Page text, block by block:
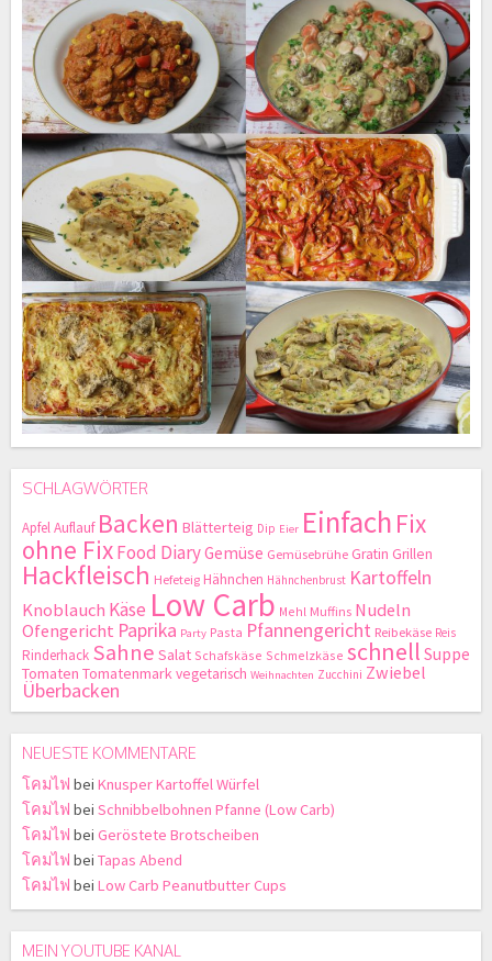
SCHLAGWÖRTER
ApfelAuflauf Backen Blätterteig Dip Eier Einfach Fix
ohne FixFood DiaryGemüse Gemüsebrühe Gratin Grillen
Hackfleisch Hefeteig Hähnchen Hähnchenbrust Kartoffeln
Knoblauch Käse Low Carb Mehl Muffins Nudeln
Ofengericht Paprika Party Pasta Pfannengericht Reibekäse Reis
Rinderhack Sahne Salat Schafskäse Schmelzkäse schnell Suppe
Tomaten Tomatenmarkvegetarisch Weihnachten Zucchini Zwiebel
Überbacken
NEUESTE KOMMENTARE
โคมไฟ bei Knusper Kartoffel Würfel
โคมไฟ bei Schnibbelbohnen Pfanne (Low Carb)
โคมไฟ bei Geröstete Brotscheiben
โคมไฟ bei Tapas Abend
โคมไฟ bei Low Carb Peanutbutter Cups
MEIN YOUTUBE KANAL